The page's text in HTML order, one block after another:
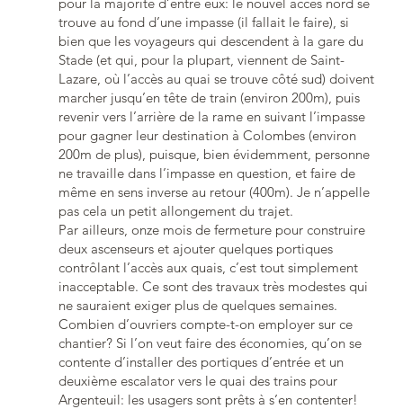
trouve au fond d’une impasse (il fallait le faire), si
bien que les voyageurs qui descendent à la gare du
Stade (et qui, pour la plupart, viennent de Saint-
Lazare, où l’accès au quai se trouve côté sud) doivent
marcher jusqu’en tête de train (environ 200m), puis
revenir vers l’arrière de la rame en suivant l’impasse
pour gagner leur destination à Colombes (environ
200m de plus), puisque, bien évidemment, personne
ne travaille dans l’impasse en question, et faire de
même en sens inverse au retour (400m). Je n’appelle
pas cela un petit allongement du trajet.
Par ailleurs, onze mois de fermeture pour construire
deux ascenseurs et ajouter quelques portiques
contrôlant l’accès aux quais, c’est tout simplement
inacceptable. Ce sont des travaux très modestes qui
ne sauraient exiger plus de quelques semaines.
Combien d’ouvriers compte-t-on employer sur ce
chantier? Si l’on veut faire des économies, qu’on se
contente d’installer des portiques d’entrée et un
deuxième escalator vers le quai des trains pour
Argenteuil: les usagers sont prêts à s’en contenter!